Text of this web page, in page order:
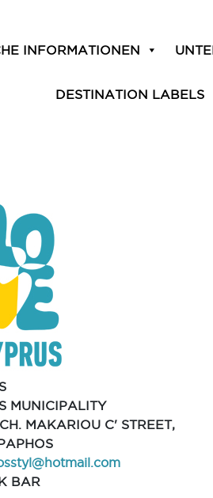
INFORMATIONEN
DESTINATION LABELS
MUNICIPALITY
MAKARIOU C' STREET,
BAR